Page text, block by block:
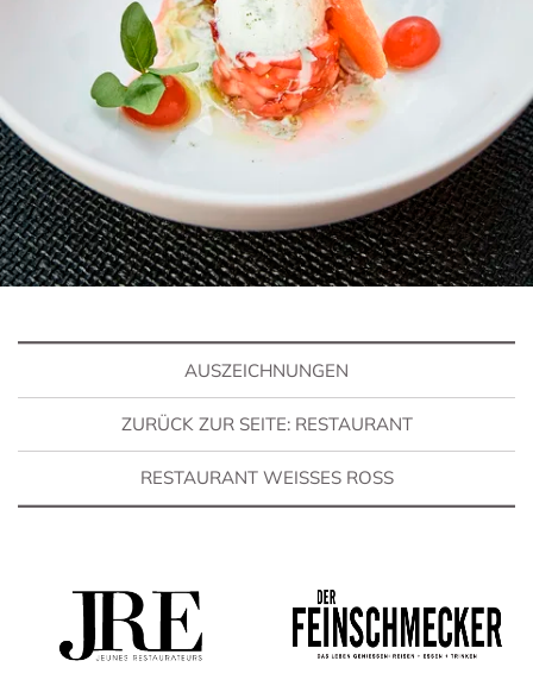
AUSZEICHNUNGEN
ZURÜCK ZUR SEITE: RESTAURANT
RESTAURANT WEISSES ROSS